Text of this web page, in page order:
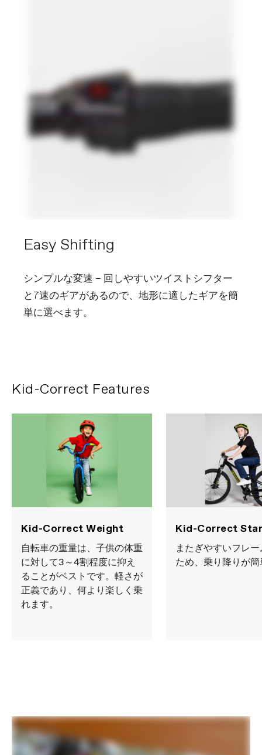
Easy Shifting
シンプルな変速 – 回しやすいツイストシフター
と7速のギアがあるので、地形に適したギアを簡
単に選べます。
Kid-Correct Features
Kid-Correct Weight
自転車の重量は、子供の体重
に対して3～4割程度に抑え
ることがベストです。軽さが
正義であり、何より楽しく乗
れます。
Kid-Correct
またぎやすいフレ
ため、乗り降りが